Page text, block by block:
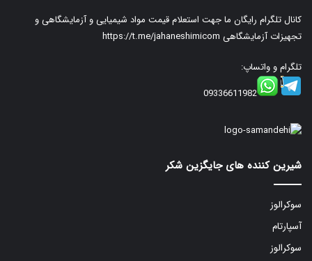
کانال تلگرام رایگان ما جهت استعلام قیمت مواد شیمیایی و آزمایشگاهی و
تجهیزات آزمایشگاهی https://t.me/jahaneshimicom
تلگرام و واتساپ:
09336611982
شیرین کننده های جایگزین شکر
سوکرالوز
آسپارتام
سوکرالوز